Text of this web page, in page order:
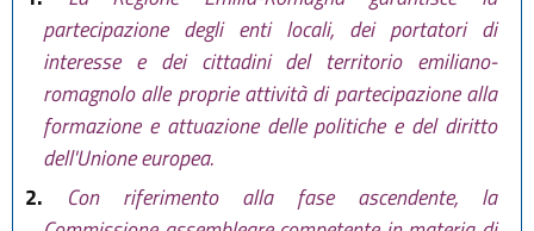
partecipazione degli enti locali, dei portatori di
interesse e dei cittadini del territorio emiliano-
romagnolo alle proprie attività di partecipazione alla
formazione e attuazione delle politiche e del diritto
dell'Unione europea.
2.
Con riferimento alla fase ascendente, la